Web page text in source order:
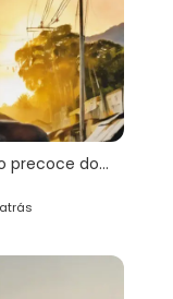
Sintomas e diagnóstico precoce do câncer de próstata: